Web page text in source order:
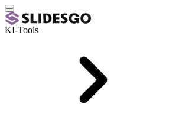
KI-Tools